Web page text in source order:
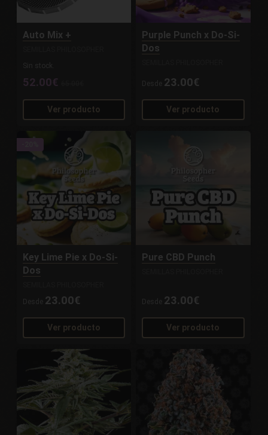
Auto Mix +
Sin stock.
52.00€
Ver producto
Purple Punch x Do-Si-
Dos
Desde 23.00€
Ver producto
Key Lime Pie x Do-Si-
Dos
Desde 23.00€
Ver producto
Pure CBD Punch
Desde 23.00€
Ver producto